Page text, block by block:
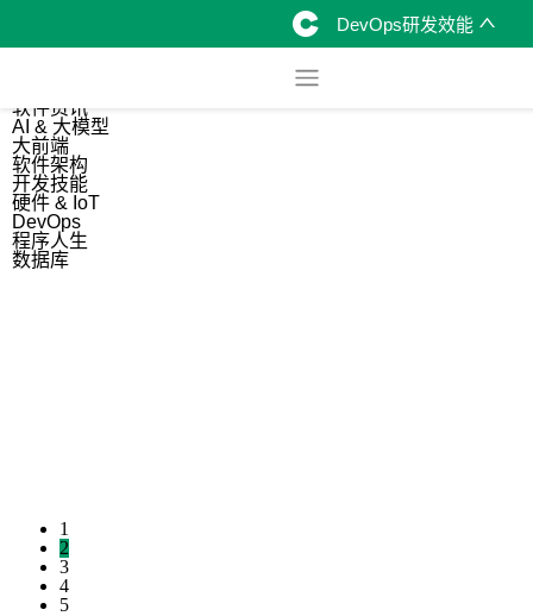
DevOps研发效能
软件资讯
AI & 大模型
大前端
软件架构
开发技能
硬件 & IoT
DevOps
程序人生
数据库
1
2
3
4
5